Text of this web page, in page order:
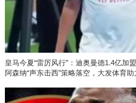
皇马今夏“雷厉风行”：迪奥曼德1.4亿加
阿森纳“声东击西”策略落空，大发体育助